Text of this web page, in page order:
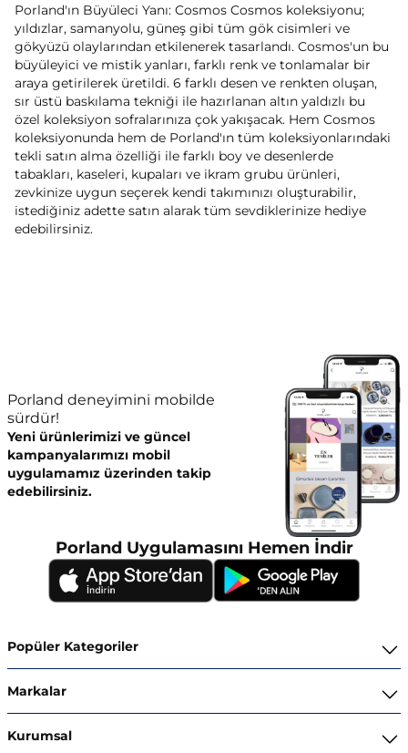
Porland'ın Büyüleci Yanı: Cosmos Cosmos koleksiyonu;
yıldızlar, samanyolu, güneş gibi tüm gök cisimleri ve
gökyüzü olaylarından etkilenerek tasarlandı. Cosmos'un bu
büyüleyici ve mistik yanları, farklı renk ve tonlamalar bir
araya getirilerek üretildi. 6 farklı desen ve renkten oluşan,
sır üstü baskılama tekniği ile hazırlanan altın yaldızlı bu
özel koleksiyon sofralarınıza çok yakışacak. Hem Cosmos
koleksiyonunda hem de Porland'ın tüm koleksiyonlarındaki
tekli satın alma özelliği ile farklı boy ve desenlerde
tabakları, kaseleri, kupaları ve ikram grubu ürünleri,
zevkinize uygun seçerek kendi takımınızı oluşturabilir,
istediğiniz adette satın alarak tüm sevdiklerinize hediye
edebilirsiniz.
Porland deneyimini mobilde
sürdür!
Yeni ürünlerimizi ve güncel
kampanyalarımızı mobil
uygulamamız üzerinden takip
edebilirsiniz.
Porland Uygulamasını Hemen İndir
Popüler Kategoriler
Kahvaltı ve İkram Takımları
Markalar
Kurumsal